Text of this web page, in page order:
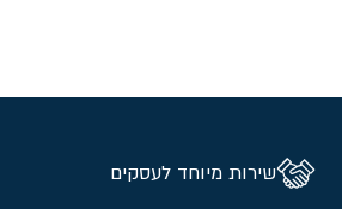
שירות מיוחד לעסקים